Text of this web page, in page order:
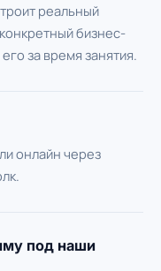
реальный
бизнес-
за время занятия.
онлайн через
под наши